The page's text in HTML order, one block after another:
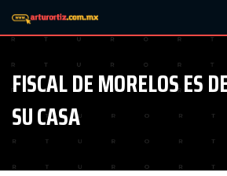
FISCAL DE MORELOS ES
SU CASA